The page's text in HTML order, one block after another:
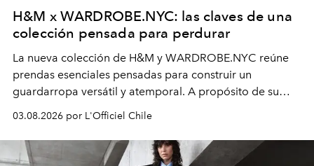
H&M x WARDROBE.NYC: las claves de una
colección pensada para perdurar
La nueva colección de H&M y WARDROBE.NYC reúne
prendas esenciales pensadas para construir un
guardarropa versátil y atemporal. A propósito de su
lanzamiento, los fundadores de la firma neoyorquina y
la asesora creativa y jefa de diseño global de la marca
sueca compartieron su visión sobre el proceso creativo
y la filosofía detrás de la propuesta.
03.08.2026 por L'Officiel Chile